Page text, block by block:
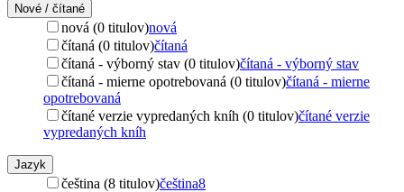
Nové / čítané
nová (0 titulov)nová
čítaná (0 titulov)čítaná
čítaná - výborný stav (0 titulov)čítaná - výborný stav
čítaná - mierne opotrebovaná (0 titulov)čítaná - mierne
opotrebovaná
čítané verzie vypredaných kníh (0 titulov)čítané verzie
vypredaných kníh
Jazyk
čeština (8 titulov)čeština8